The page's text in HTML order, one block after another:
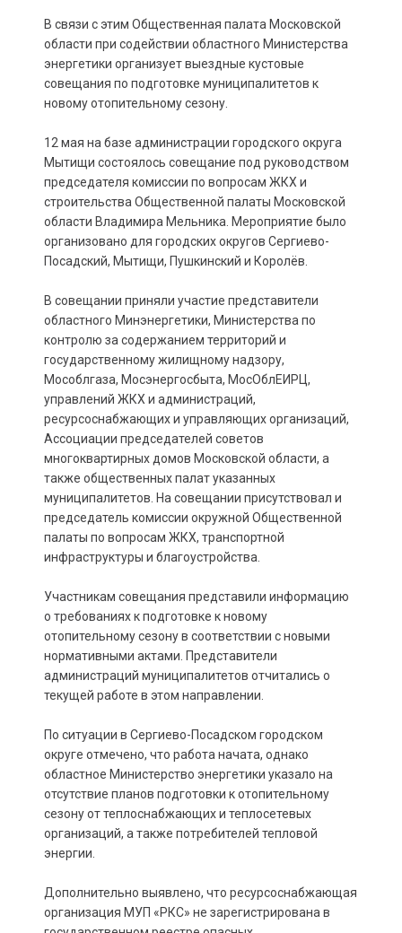
В связи с этим Общественная палата Московской
области при содействии областного Министерства
энергетики организует выездные кустовые
совещания по подготовке муниципалитетов к
новому отопительному сезону.
12 мая на базе администрации городского округа
Мытищи состоялось совещание под руководством
председателя комиссии по вопросам ЖКХ и
строительства Общественной палаты Московской
области Владимира Мельника. Мероприятие было
организовано для городских округов Сергиево-
Посадский, Мытищи, Пушкинский и Королёв.
В совещании приняли участие представители
областного Минэнергетики, Министерства по
контролю за содержанием территорий и
государственному жилищному надзору,
Мособлгаза, Мосэнергосбыта, МосОблЕИРЦ,
управлений ЖКХ и администраций,
ресурсоснабжающих и управляющих организаций,
Ассоциации председателей советов
многоквартирных домов Московской области, а
также общественных палат указанных
муниципалитетов. На совещании присутствовал и
председатель комиссии окружной Общественной
палаты по вопросам ЖКХ, транспортной
инфраструктуры и благоустройства.
Участникам совещания представили информацию
о требованиях к подготовке к новому
отопительному сезону в соответствии с новыми
нормативными актами. Представители
администраций муниципалитетов отчитались о
текущей работе в этом направлении.
По ситуации в Сергиево-Посадском городском
округе отмечено, что работа начата, однако
областное Министерство энергетики указало на
отсутствие планов подготовки к отопительному
сезону от теплоснабжающих и теплосетевых
организаций, а также потребителей тепловой
энергии.
Дополнительно выявлено, что ресурсоснабжающая
организация МУП «РКС» не зарегистрирована в